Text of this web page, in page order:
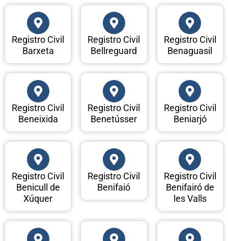
Registro Civil
Barxeta
Registro Civil
Bellreguard
Registro Civil
Benaguasil
Registro Civil
Beneixida
Registro Civil
Benetússer
Registro Civil
Beniarjó
Registro Civil
Benicull de
Xúquer
Registro Civil
Benifaió
Registro Civil
Benifairó de
les Valls